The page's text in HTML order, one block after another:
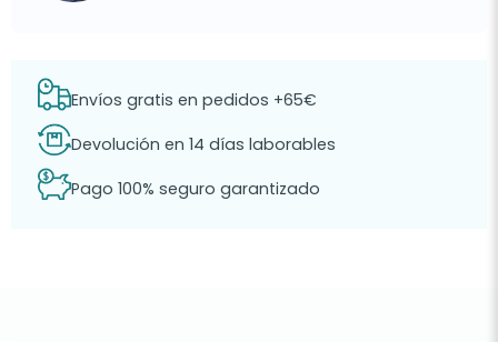
Envíos gratis en pedidos +65€
Devolución en 14 días laborables
Pago 100% seguro garantizado